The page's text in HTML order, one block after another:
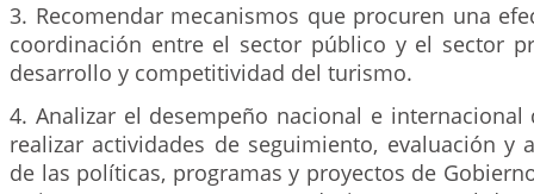
3. Recomendar mecanismos que procuren una
coordinación entre el sector público y el sector
desarrollo y competitividad del turismo.
4. Analizar el desempeño nacional e
realizar actividades de seguimiento, evaluación y
de las políticas, programas y proyectos de